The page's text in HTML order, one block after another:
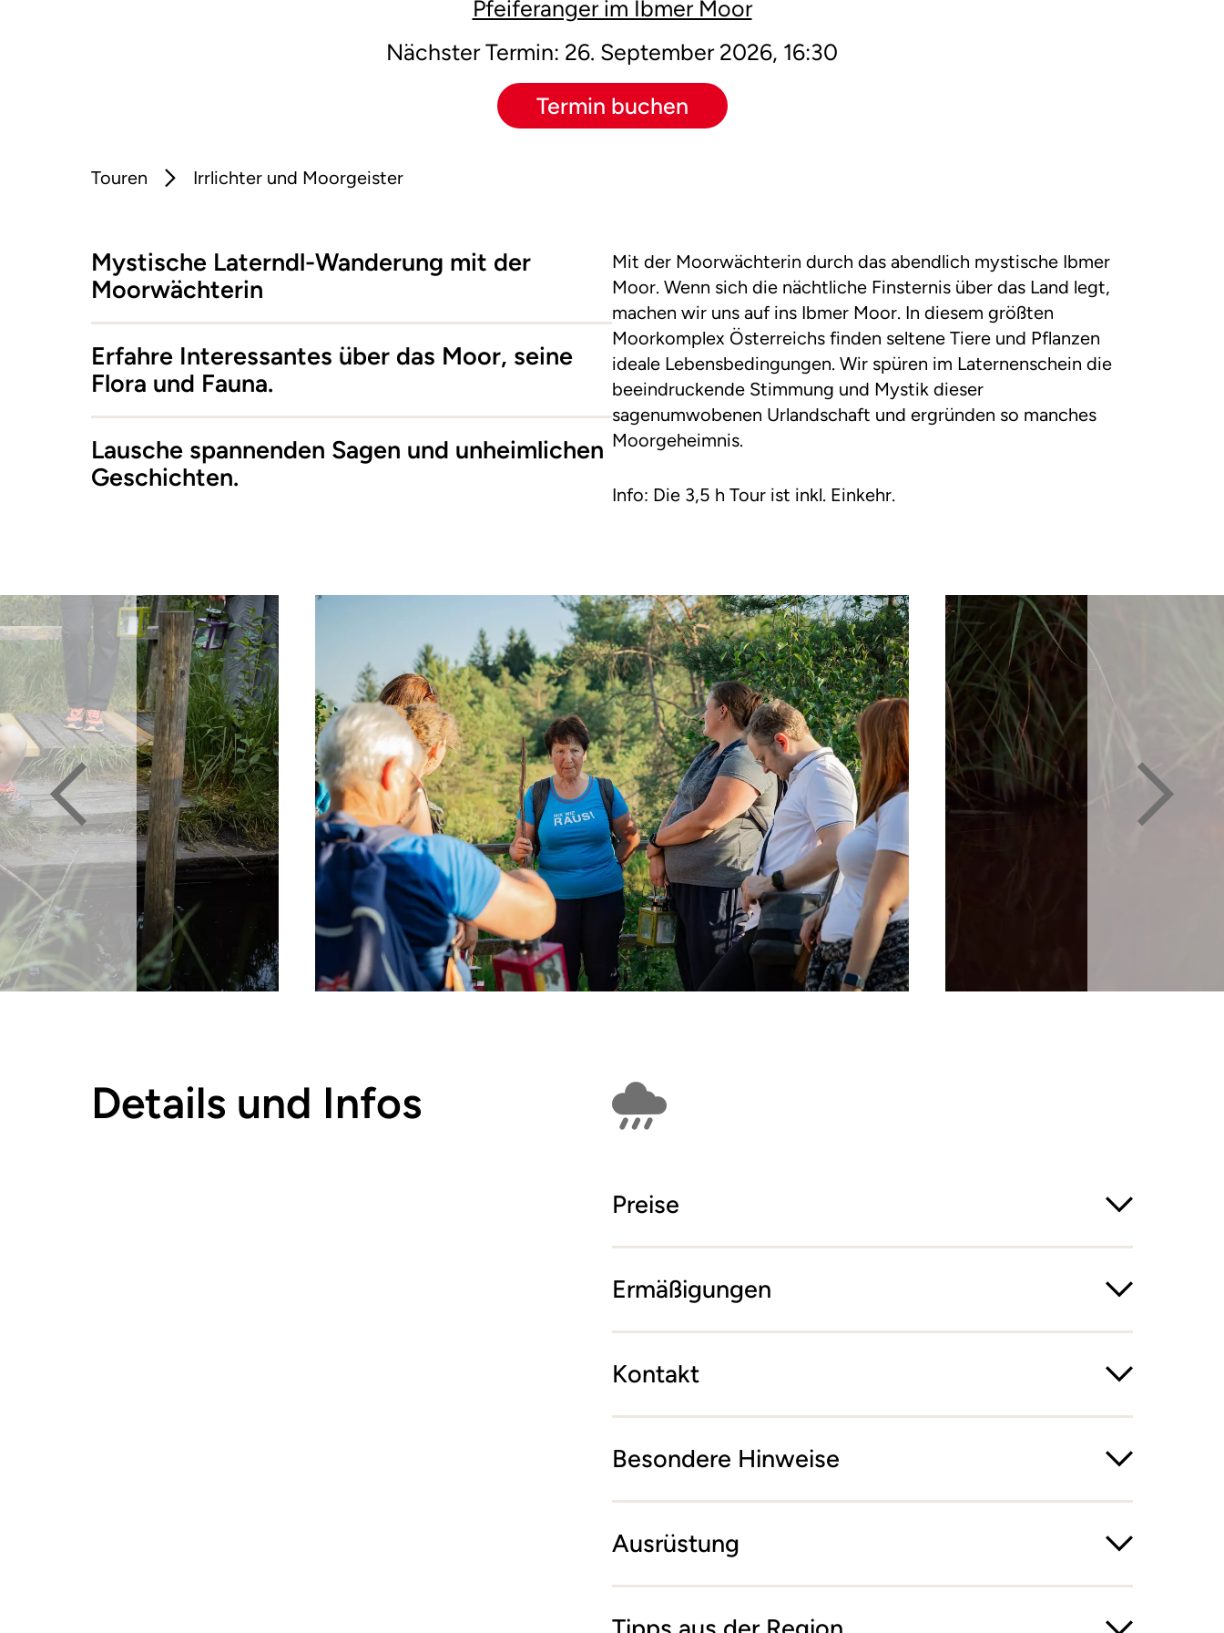
Pfeiferanger im Ibmer Moor
Nächster Termin: 26. September 2026, 16:30
Termin buchen
Touren Irrlichter und Moorgeister
Mystische Laterndl-Wanderung mit der
Moorwächterin
Erfahre Interessantes über das Moor, seine
Flora und Fauna.
Lausche spannenden Sagen und unheimlichen
Geschichten.
Mit der Moorwächterin durch das abendlich mystische Ibmer
Moor. Wenn sich die nächtliche Finsternis über das Land legt,
machen wir uns auf ins Ibmer Moor. In diesem größten
Moorkomplex Österreichs finden seltene Tiere und Pflanzen
ideale Lebensbedingungen. Wir spüren im Laternenschein die
beeindruckende Stimmung und Mystik dieser
sagenumwobenen Urlandschaft und ergründen so manches
Moorgeheimnis.
Info: Die 3,5 h Tour ist inkl. Einkehr.
Details und Infos
Preise
Ermäßigungen
Kontakt
Besondere Hinweise
Ausrüstung